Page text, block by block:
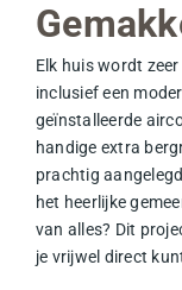
Elk huis wordt
inclusief een
geïnstalleerde
handige extra
prachtig
het heerlijke
van alles? Dit
je vrijwel direct